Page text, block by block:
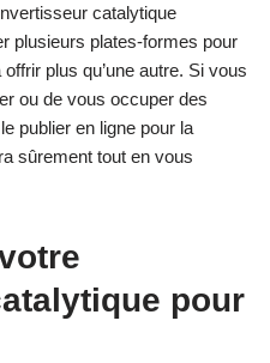
catalytique
plusieurs plates-formes pour
plus qu’une autre. Si vous
ou de vous occuper des
publier en ligne pour la
sûrement tout en vous
pour